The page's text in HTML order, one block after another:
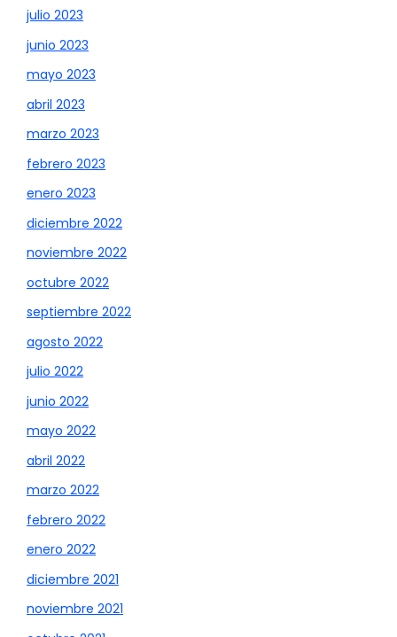
julio 2023
junio 2023
mayo 2023
abril 2023
marzo 2023
febrero 2023
enero 2023
diciembre 2022
noviembre 2022
octubre 2022
septiembre 2022
agosto 2022
julio 2022
junio 2022
mayo 2022
abril 2022
marzo 2022
febrero 2022
enero 2022
diciembre 2021
noviembre 2021